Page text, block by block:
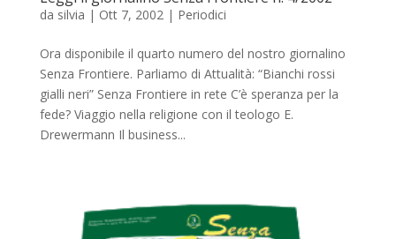
da silvia | Ott 7, 2002 | Periodici
Ora disponibile il quarto numero del nostro giornalino
Senza Frontiere. Parliamo di Attualità: “Bianchi rossi
gialli neri” Senza Frontiere in rete C’è speranza per la
fede? Viaggio nella religione con il teologo E.
Drewermann Il business...